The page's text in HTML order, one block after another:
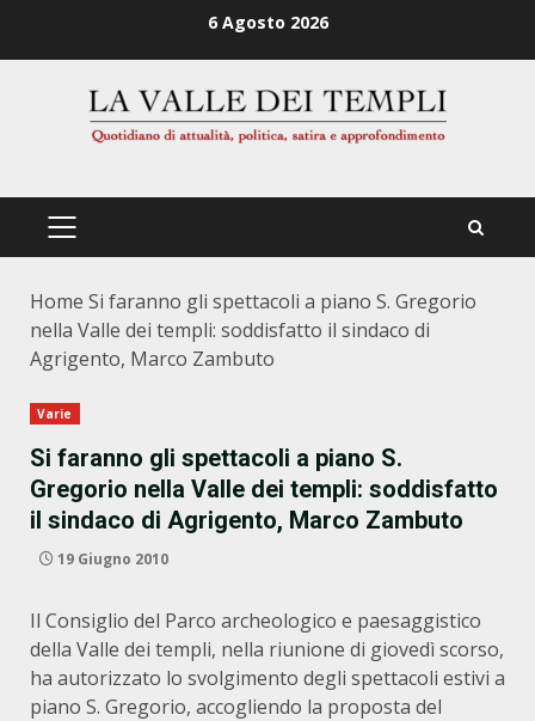
6 Agosto 2026
PRIMÄRES
Home Si faranno gli spettacoli a piano S. Gregorio
nella Valle dei templi: soddisfatto il sindaco di
Agrigento, Marco Zambuto
Varie
Si faranno gli spettacoli a piano S.
Gregorio nella Valle dei templi: soddisfatto
il sindaco di Agrigento, Marco Zambuto
19 Giugno 2010
Il Consiglio del Parco archeologico e paesaggistico
della Valle dei templi, nella riunione di giovedì scorso,
ha autorizzato lo svolgimento degli spettacoli estivi a
piano S. Gregorio, accogliendo la proposta del